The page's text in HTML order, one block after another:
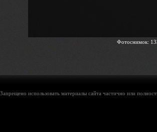
Фотоснимок:
Запрещено использовать материалы сайта частично или